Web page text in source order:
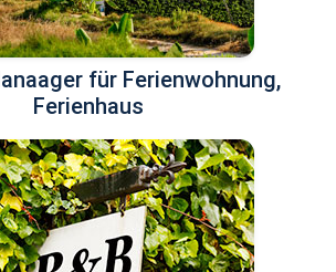
für Ferienwohnung,
Ferienhaus